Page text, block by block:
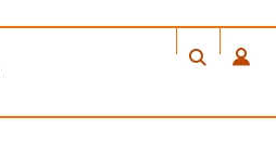
ÖFFNET
FENSTER